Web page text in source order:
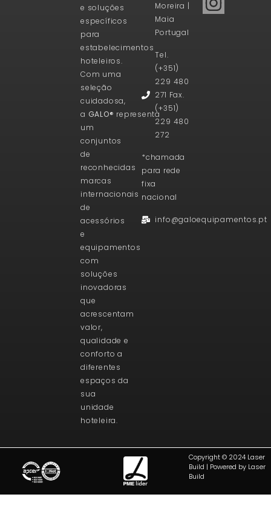
e soluções
específicos
para
estabelecimentos
hoteleiros.
Com uma
seleção
cuidadosa,
a GALO® representa
um
conjuntos
de
reconhecidas
marcas
internacionais
de
acessórios
e
equipamentos
com
soluções
inovadoras
que
acrescentam
valor,
qualidade e
conforto a
diferentes
espaços da
sua
unidade
hoteleira.
Moreira |
Maia
Portugal
Tel.
(+351)
229 480
271 Fax.
(+351)
229 480
272
*chamada
para rede
fixa
nacional
info@galoequipamentos.pt
Copyright © 2024 Laser
Build | Powered by Laser
Build